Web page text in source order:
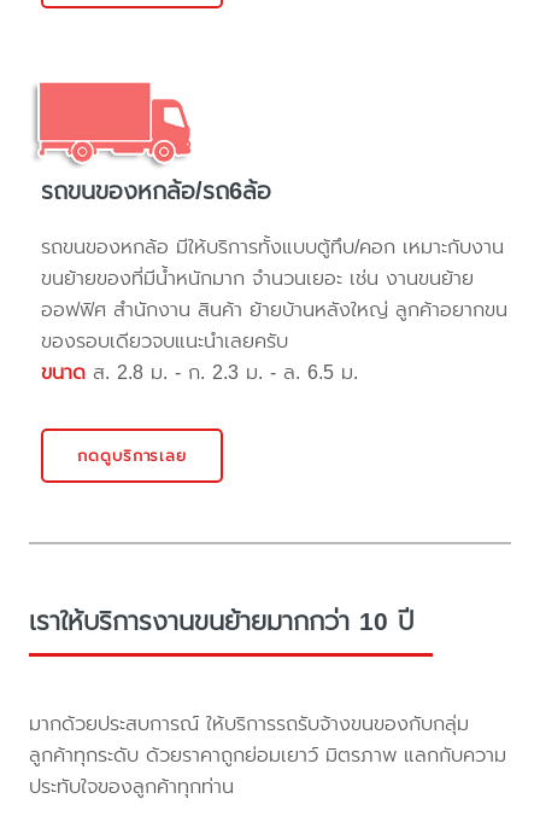
รถขนของหกล้อ/รถ6ล้อ
รถขนของหกล้อ มีให้บริการทั้งแบบตู้ทึบ/คอก เหมาะกับงาน
ขนย้ายของที่มีน้ำหนักมาก จำนวนเยอะ เช่น งานขนย้าย
ออฟฟิศ สำนักงาน สินค้า ย้ายบ้านหลังใหญ่ ลูกค้าอยากขน
ของรอบเดียวจบแนะนำเลยครับ
ขนาด ส. 2.8 ม. - ก. 2.3 ม. - ล. 6.5 ม.
กดดูบริการเลย
เราให้บริการงานขนย้ายมากกว่า 10 ปี
มากด้วยประสบการณ์ ให้บริการรถรับจ้างขนของกับกลุ่ม
ลูกค้าทุกระดับ ด้วยราคาถูกย่อมเยาว์ มิตรภาพ แลกกับความ
ประทับใจของลูกค้าทุกท่าน